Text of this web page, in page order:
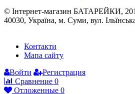
© Інтернет-магазин БАТАРЕЙКИ,
40030, Україна, м. Суми, вул.
Контакти
Мапа сайту
Войти
Регистрация
Сравнение 0
Отложенные 0